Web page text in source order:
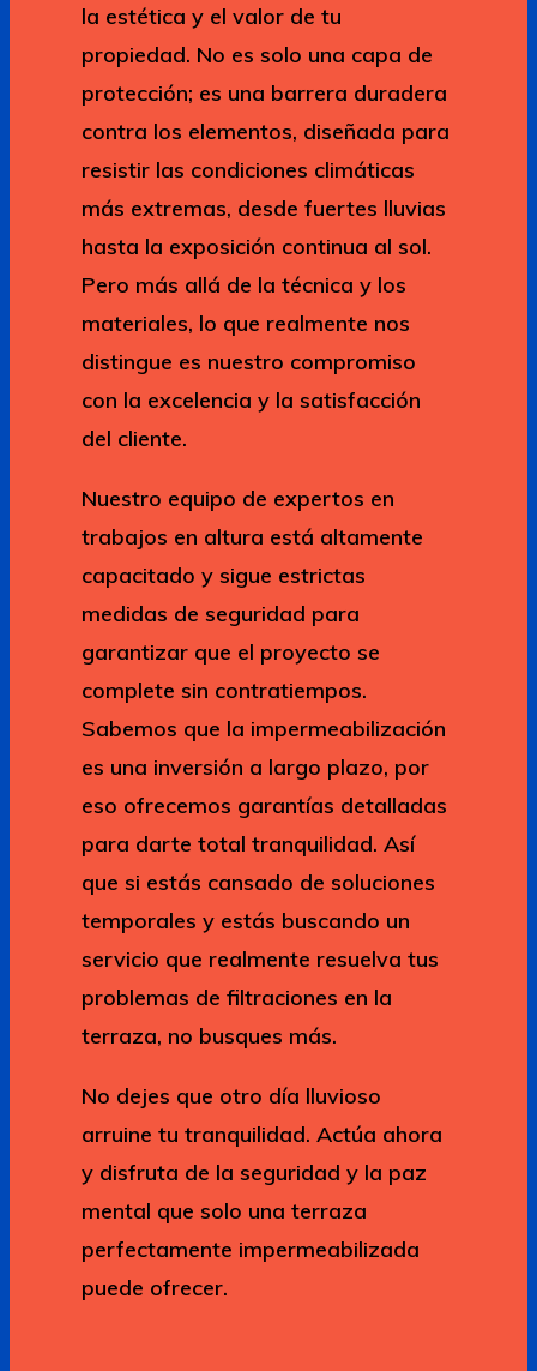
la estética y el valor de tu
propiedad. No es solo una capa de
protección; es una barrera duradera
contra los elementos, diseñada para
resistir las condiciones climáticas
más extremas, desde fuertes lluvias
hasta la exposición continua al sol.
Pero más allá de la técnica y los
materiales, lo que realmente nos
distingue es nuestro compromiso
con la excelencia y la satisfacción
del cliente.
Nuestro equipo de expertos en
trabajos en altura está altamente
capacitado y sigue estrictas
medidas de seguridad para
garantizar que el proyecto se
complete sin contratiempos.
Sabemos que la impermeabilización
es una inversión a largo plazo, por
eso ofrecemos garantías detalladas
para darte total tranquilidad. Así
que si estás cansado de soluciones
temporales y estás buscando un
servicio que realmente resuelva tus
problemas de filtraciones en la
terraza, no busques más.
No dejes que otro día lluvioso
arruine tu tranquilidad. Actúa ahora
y disfruta de la seguridad y la paz
mental que solo una terraza
perfectamente impermeabilizada
puede ofrecer.